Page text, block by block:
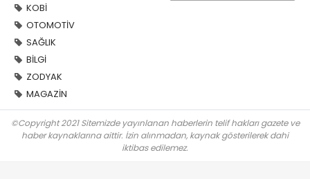
KOBİ
OTOMOTİV
SAĞLIK
BİLGİ
ZODYAK
MAGAZİN
©Copyright 2021 Sitemizde yayınlanan haberlerin telif hakları gazete ve
haber kaynaklarına aittir. İzin alınmadan, kaynak gösterilerek dahi
iktibas edilemez.